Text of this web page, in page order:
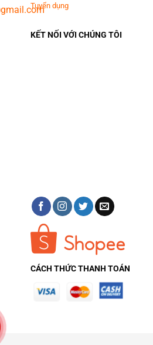
Tuyển dụng
KẾT NỐI VỚI CHÚNG TÔI
CÁCH THỨC THANH TOÁN